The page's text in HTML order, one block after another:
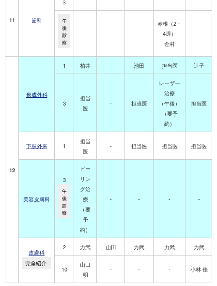
11 歯科
３
午
後
診
察
赤根（2・
4週）
金村
12
形成外科
1 柏井 - 池田 担当医 辻子
3
担当
医
- 担当医
レーザー
治療
（午後）
（要予
約）
担当医
下肢外来 1
担当
医
- 担当医 担当医 担当医
美容皮膚科
3
午
後
診
察
ピー
リン
グ治
療
（要
予
約）
- - - -
皮膚科
完全紹介
2 力武 山田 力武 力武 力武
10
山口
明
- - - 小林 佳